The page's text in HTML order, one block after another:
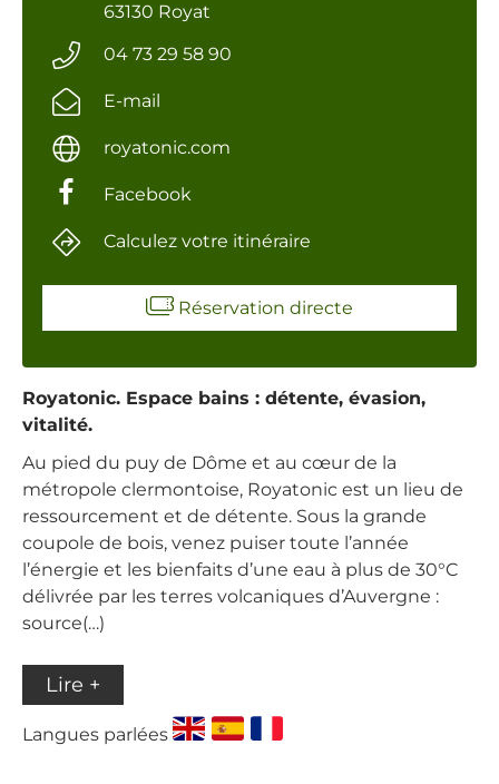
Royatonic. Espace bains : détente, évasion,
vitalité.
Au pied du puy de Dôme et au cœur de la
métropole clermontoise, Royatonic est un lieu de
ressourcement et de détente. Sous la grande
coupole de bois, venez puiser toute l’année
l’énergie et les bienfaits d’une eau à plus de 30°C
délivrée par les terres volcaniques d’Auvergne :
source(…)
Lire +
Langues parlées
63130 Royat
04 73 29 58 90
E-mail
royatonic.com
Facebook
Calculez votre itinéraire
Réservation directe